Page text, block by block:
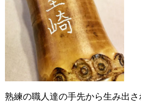
熟練の職人達の手先から生み出